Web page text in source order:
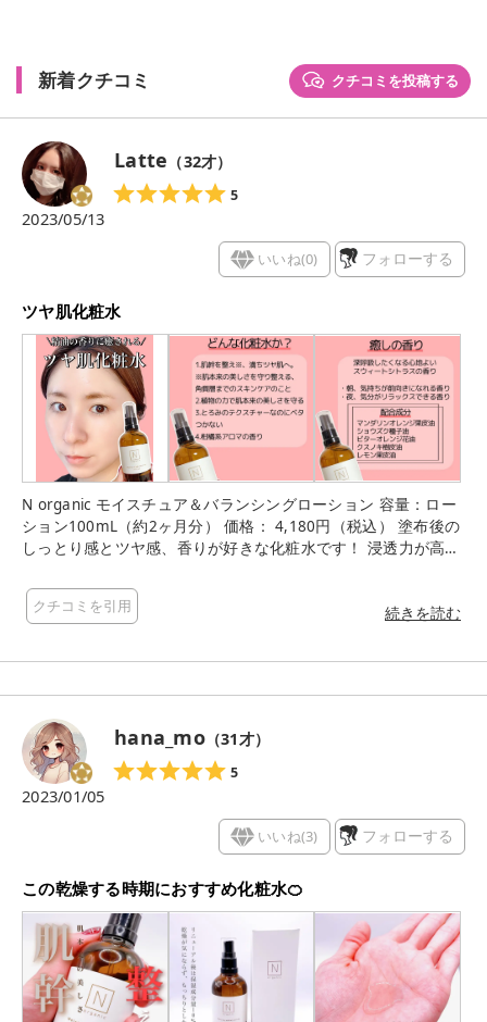
新着クチコミ クチコミを投稿する
Latte （32才）
5
2023/05/13
いいね(0) フォローする
ツヤ肌化粧水
N organic モイスチュア＆バランシングローション 容量：ロー
ション100mL（約2ヶ月分） 価格： 4,180円（税込） 塗布後の
しっとり感とツヤ感、香りが好きな化粧水です！ 浸透力が高く
がだんだんとでてくるのが好きです。 香りは精油の優しいシト
ラス系の香りで、とっても癒されます。 肌荒れ対策成分が配合
りはしっかりめです。 精油の香りではありますが、苦手な方は
クチコミを引用 続きを読む
hana_mo（31才）
5
2023/01/05
いいね(3) フォローする
この乾燥する時期におすすめ化粧水🍊